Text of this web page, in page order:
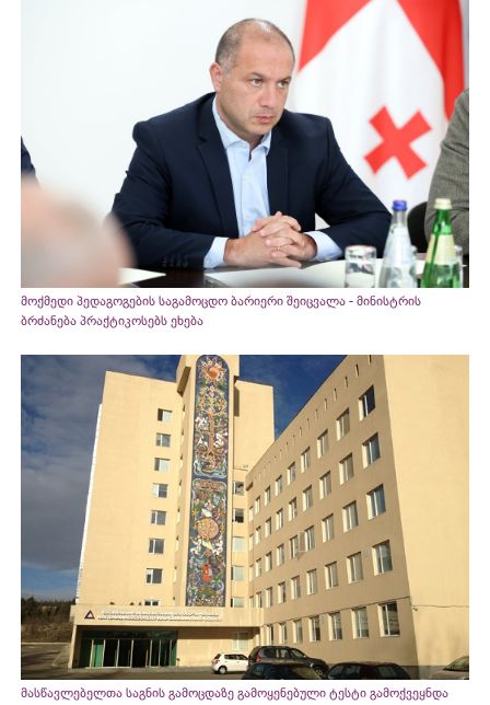
მოქმედი პედაგოგების საგამოცდო ბარიერი შეიცვალა - მინისტრის
ბრძანება პრაქტიკოსებს ეხება
მასწავლებელთა საგნის გამოცდაზე გამოყენებული ტესტი გამოქვეყნდა